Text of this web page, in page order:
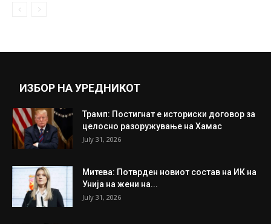
ИЗБОР НА УРЕДНИКОТ
Трамп: Постигнат е историски договор за
целосно разоружување на Хамас
July 31, 2026
Митева: Потврден новиот состав на ИК на
Унија на жени на...
July 31, 2026